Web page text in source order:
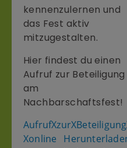
kennenzulernen und
das Fest aktiv
mitzugestalten.
Hier findest du einen
Aufruf zur Beteiligung
am
Nachbarschaftsfest!
Xonline